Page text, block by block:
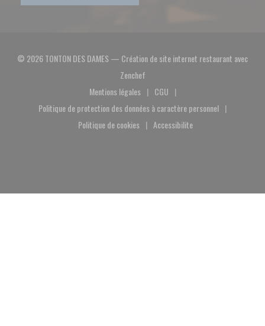
© 2026 TONTON DES DAMES — Création de site internet restaurant avec
Zenchef((ouvre une nouvelle fenêtre))
Mentions légales
((ouvre une nouvelle fenêtre))
CGU
((ouvre une nouvelle fenêtre))
Politique de protection des données à caractère personnel
((ouvre une nouvelle fenêtre))
Politique de cookies
((ouvre une nouvelle fenêtre))
Accessibilite
((ouvre une nouvelle fenêtre))